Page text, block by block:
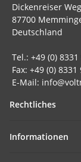
Dickenreiser
87700
Deutschland
Tel.: +49 (0)
Fax: +49 (0) 8331
E-Mail:
Rechtliches
Informationen